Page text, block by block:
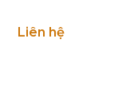
Liên hệ